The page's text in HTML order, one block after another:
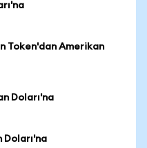
Token'dan Amerikan
Doları'na